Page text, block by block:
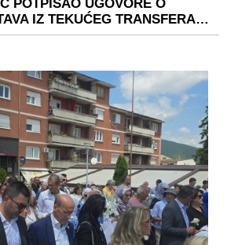
POTPISAO UGOVORE O
IZ TEKUĆEG TRANSFERA…